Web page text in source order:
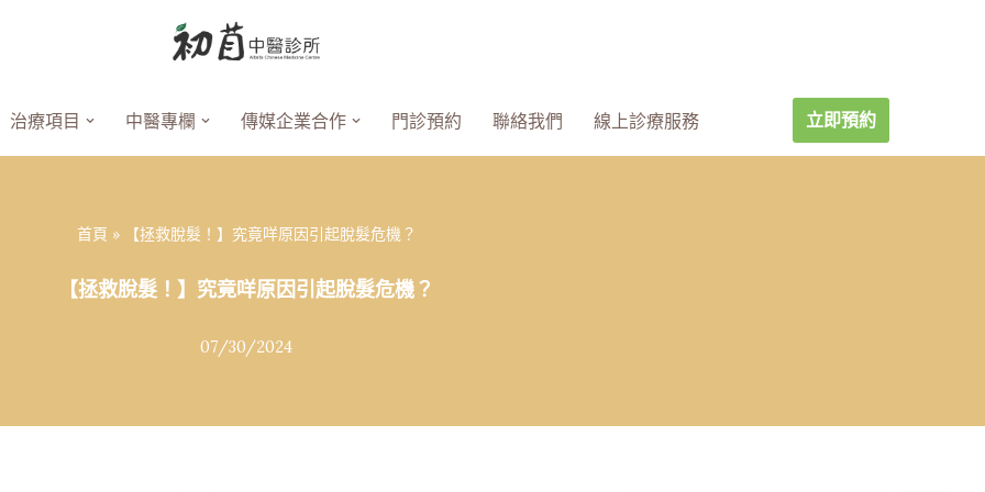
治療項目 中醫專欄 傳媒企業合作 門診預約 聯絡我們 線上診療服務 立即預約
首頁 » 【拯救脫髮！】究竟咩原因引起脫髮危機？
【拯救脫髮！】究竟咩原因引起脫髮危機？
07/30/2024